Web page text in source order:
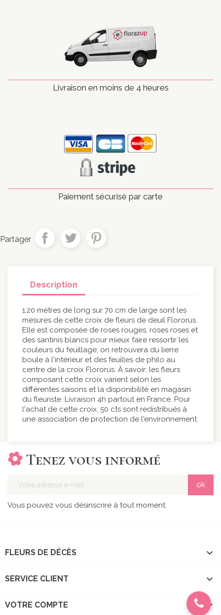
Livraison en moins de 4 heures
Paiement sécurisé par carte
Partager
Description
1,20 mètres de long sur 70 cm de large sont les
mesures de cette croix de fleurs de deuil Flororus.
Elle est composée de roses rouges, roses roses et
des santinis blancs pour mieux faire ressortir les
couleurs du feuillage; on retrouvera du lierre
boule à l'intérieur et des feuilles de philo au
centre de la croix Flororus. À savoir: les fleurs
composant cette croix varient selon les
différentes saisons et la disponibilité en magasin
du fleuriste. Livraison 4h partout en France. Pour
l'achat de cette croix, 50 cts sont redistribués à
une association de protection de l'environnement.
Tenez vous informé
Vous pouvez vous désinscrire à tout moment.
FLEURS DE DÉCÈS 
SERVICE CLIENT 
VOTRE COMPTE 